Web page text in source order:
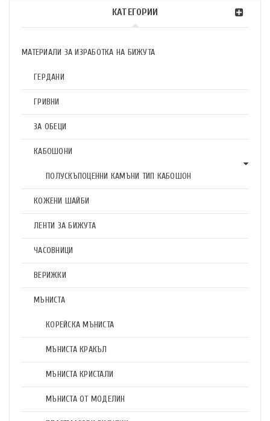
КАТЕГОРИИ
МАТЕРИАЛИ ЗА ИЗРАБОТКА НА БИЖУТА
ГЕРДАНИ
ГРИВНИ
ЗА ОБЕЦИ
КАБОШОНИ
ПОЛУСКЪПОЦЕННИ КАМЪНИ ТИП КАБОШОН
КОЖЕНИ ШАЙБИ
ЛЕНТИ ЗА БИЖУТА
ЧАСОВНИЦИ
ВЕРИЖКИ
МЪНИСТА
КОРЕЙСКА МЪНИСТА
МЪНИСТА КРАКЪЛ
МЪНИСТА КРИСТАЛИ
МЪНИСТА ОТ МОДЕЛИН